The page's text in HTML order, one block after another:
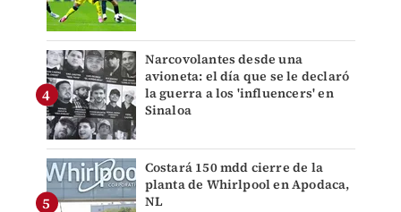
Narcovolantes desde una
avioneta: el día que se le declaró
la guerra a los 'influencers' en
Sinaloa
Costará 150 mdd cierre de la
planta de Whirlpool en Apodaca,
NL